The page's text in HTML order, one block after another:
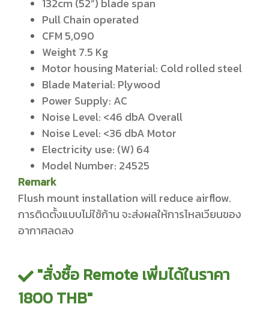
132cm (52”) blade span
Pull Chain operated
CFM 5,090
Weight 7.5 Kg
Motor housing Material: Cold rolled steel
Blade Material: Plywood
Power Supply: AC
Noise Level: <46 dbA Overall
Noise Level: <36 dbA Motor
Electricity use: (W) 64
Model Number: 24525
Remark
Flush mount installation will reduce airflow.
การติดตั้งแบบไม่ใช้ก้าน จะส่งผลให้การไหลเวียนของ
อากาศลดลง
"สั่งซื้อ Remote เพิ่มได้ในราคา
1800 THB"